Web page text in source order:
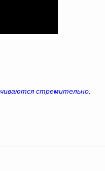
стремительно.